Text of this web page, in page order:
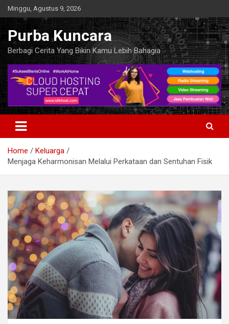
Skip
to
content
Minggu, Agustus 9, 2026
Purba Kuncara
Berbagi Cerita Yang Bikin Kamu Lebih Bahagia
Home
Keluarga
Menjaga Keharmonisan Melalui Perkataan dan Sentuhan Fisik